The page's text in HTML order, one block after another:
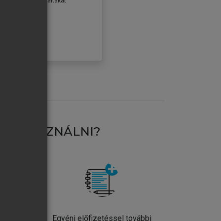
HASZNÁLNI?
Egyéni előfizetéssel további